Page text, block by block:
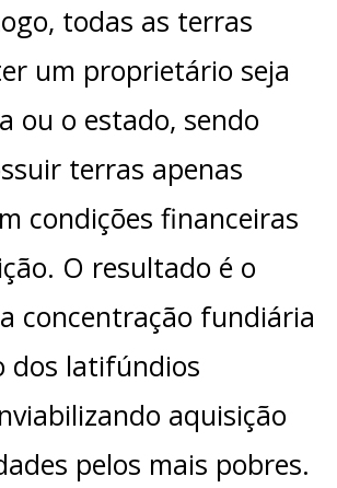
todas as terras
um proprietário seja
ou o estado, sendo
terras apenas
condições financeiras
O resultado é o
concentração fundiária
dos latifúndios
aquisição
pelos mais pobres.